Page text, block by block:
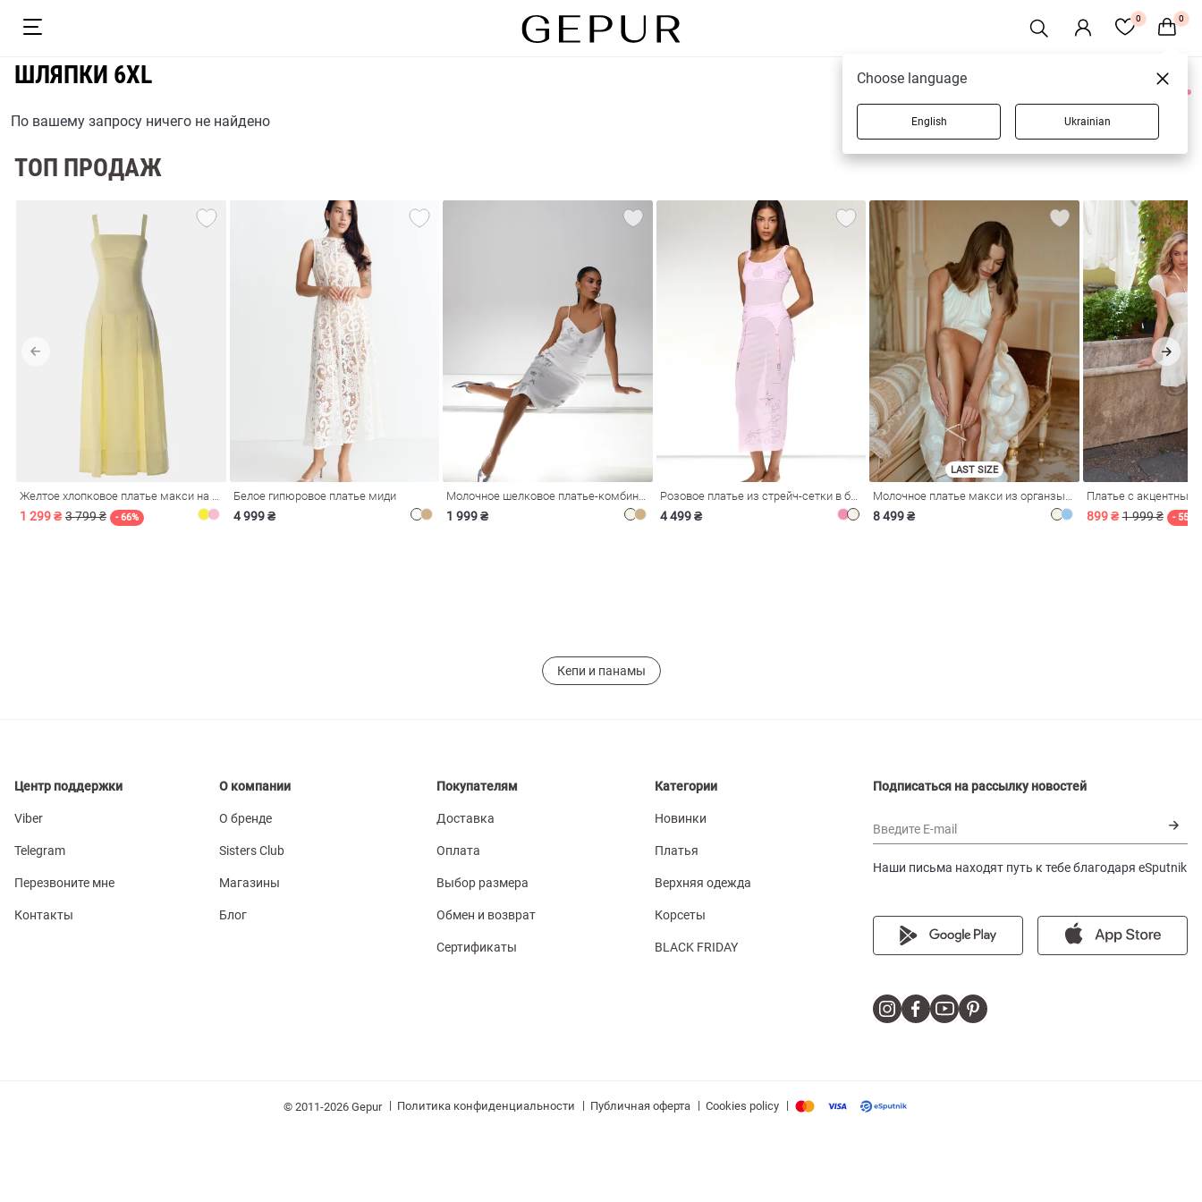
0 0
ШЛЯПКИ 6XL
0 товаров
По вашему запросу ничего не найдено
ТОП ПРОДАЖ
1 299 ₴ 3 799 ₴ - 66%
Белое гипюровое платье миди
4 999 ₴ 1 999 ₴
Розовое платье из стрейч-сетки в бельевом стиле
4 499 ₴
LAST SIZE
8 499 ₴
Платье с
899 ₴ 1 999 ₴ - 55%
Кепи и панамы
Центр поддержки
Viber
Telegram
Перезвоните мне
Контакты
О компании
О бренде
Sisters Club
Магазины
Блог
Покупателям
Доставка
Оплата
Выбор размера
Обмен и возврат
Сертификаты
Категории
Новинки
Платья
Верхняя одежда
Корсеты
BLACK FRIDAY
Подписаться на рассылку новостей
Введите E-mail
Наши письма находят путь к тебе благодаря eSputnik
© 2011-2026 Gepur | Политика конфиденциальности | Публичная оферта | Cookies policy |
Choose language
English Ukrainian